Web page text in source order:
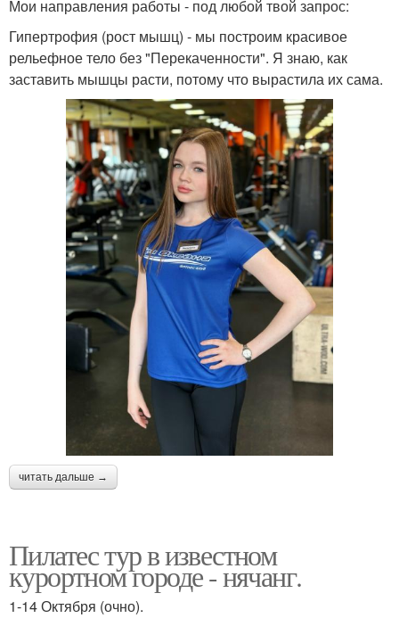
Мои направления работы - под любой твой запрос:
Гипертрофия (рост мышц) - мы построим красивое
рельефное тело без "Перекаченности". Я знаю, как
заставить мышцы расти, потому что вырастила их сама.
читать дальше →
Пилатес тур в известном
курортном городе - нячанг.
1-14 Октября (очно).